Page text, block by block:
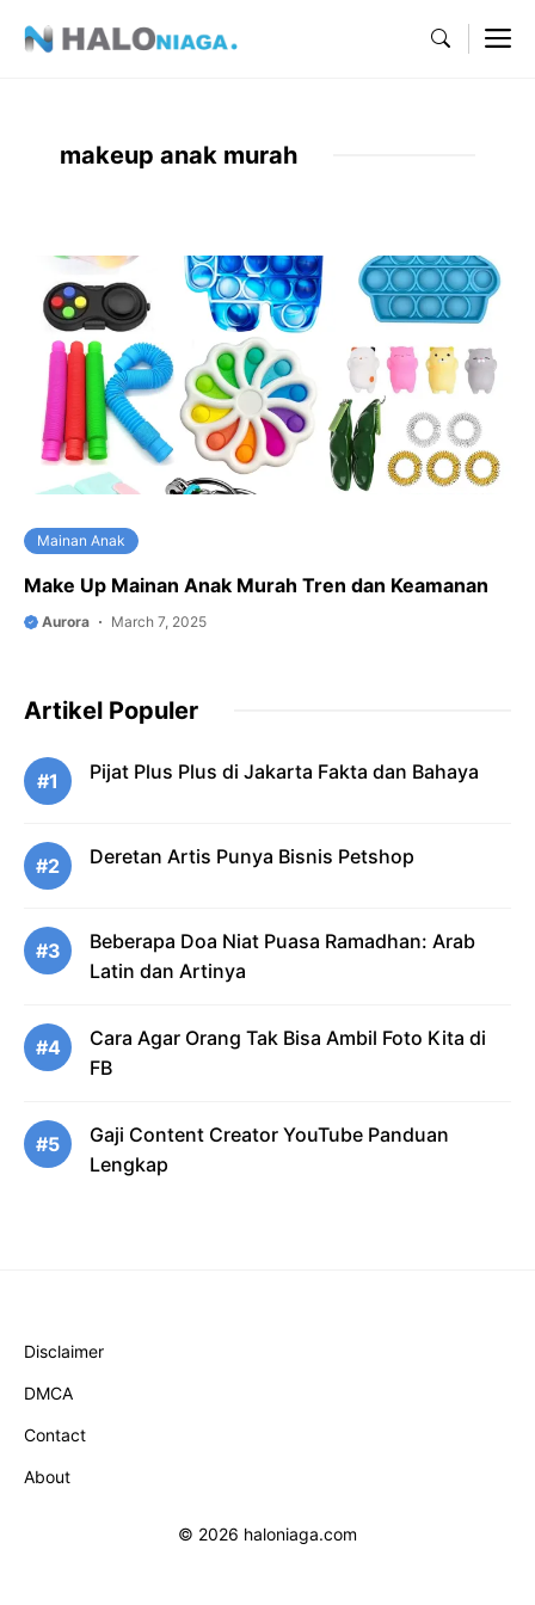
makeup anak murah
Mainan Anak
Make Up Mainan Anak Murah Tren dan Keamanan
Aurora March 7, 2025
Artikel Populer
#1 Pijat Plus Plus di Jakarta Fakta dan Bahaya
#2 Deretan Artis Punya Bisnis Petshop
#3
Beberapa Doa Niat Puasa Ramadhan: Arab
Latin dan Artinya
#4
Cara Agar Orang Tak Bisa Ambil Foto Kita di
FB
#5
Gaji Content Creator YouTube Panduan
Lengkap
Disclaimer
DMCA
Contact
About
© 2026 haloniaga.com